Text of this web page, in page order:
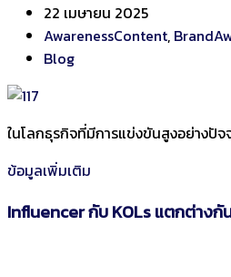
22 เมษายน 2025
AwarenessContent,
Blog
ในโลกธุรกิจที่มีการแข่งขันสูงอย่างปัจ
ข้อมูลเพิ่มเติม
Influencer กับ KOLs แตกต่างกั